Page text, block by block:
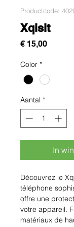
Productcode:
Xqisit
€ 15,00Prijs
Color *
Aantal *
In
Découvrez le
téléphone
offre une
votre appareil.
matériaux de